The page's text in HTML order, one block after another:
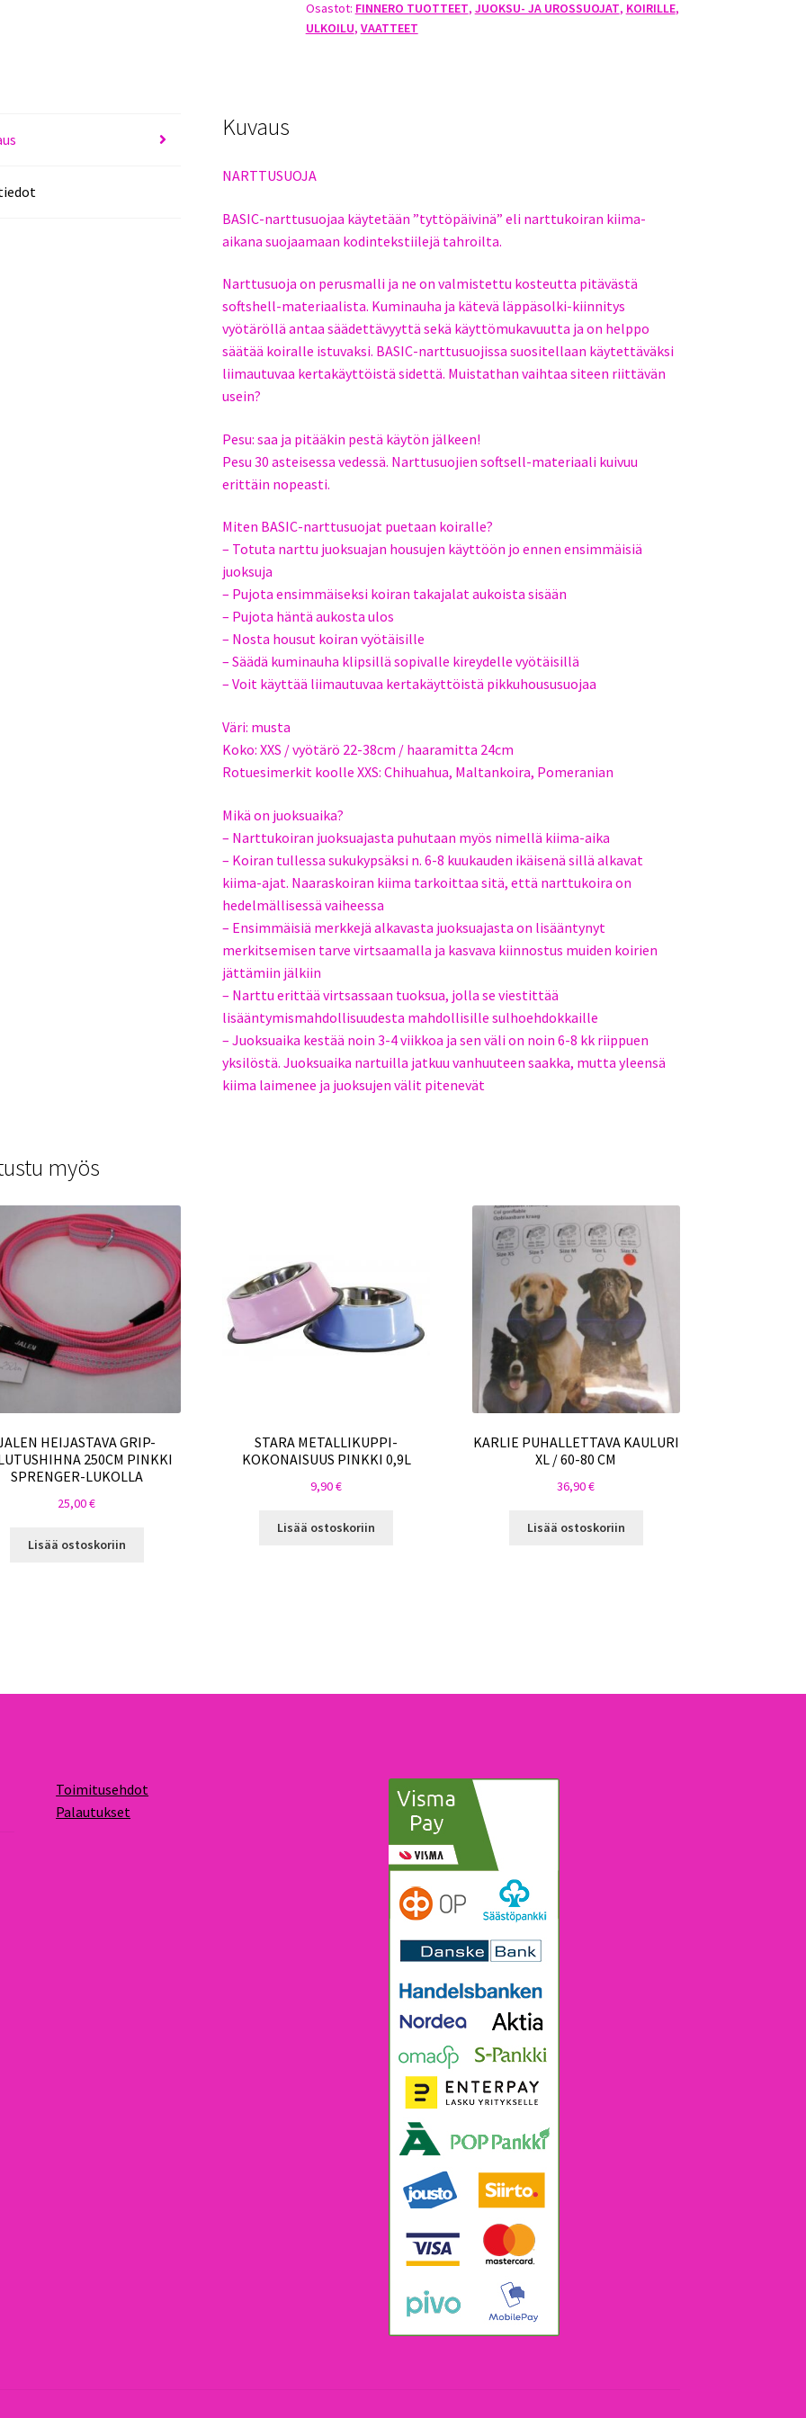
määrä
Osastot: FINNERO TUOTTEET, JUOKSU- JA UROSSUOJAT, KOIRILLE,
ULKOILU, VAATTEET
Kuvaus
NARTTUSUOJA
BASIC-narttusuojaa käytetään ”tyttöpäivinä” eli narttukoiran kiima-
aikana suojaamaan kodintekstiilejä tahroilta.
Narttusuoja on perusmalli ja ne on valmistettu kosteutta pitävästä
softshell-materiaalista. Kuminauha ja kätevä läppäsolki-kiinnitys
vyötäröllä antaa säädettävyyttä sekä käyttömukavuutta ja on helppo
säätää koiralle istuvaksi. BASIC-narttusuojissa suositellaan käytettäväksi
liimautuvaa kertakäyttöistä sidettä. Muistathan vaihtaa siteen riittävän
usein?
Pesu: saa ja pitääkin pestä käytön jälkeen!
Pesu 30 asteisessa vedessä. Narttusuojien softsell-materiaali kuivuu
erittäin nopeasti.
Miten BASIC-narttusuojat puetaan koiralle?
– Totuta narttu juoksuajan housujen käyttöön jo ennen ensimmäisiä
juoksuja
– Pujota ensimmäiseksi koiran takajalat aukoista sisään
– Pujota häntä aukosta ulos
– Nosta housut koiran vyötäisille
– Säädä kuminauha klipsillä sopivalle kireydelle vyötäisillä
– Voit käyttää liimautuvaa kertakäyttöistä pikkuhoususuojaa
Väri: musta
Koko: XXS / vyötärö 22-38cm / haaramitta 24cm
Rotuesimerkit koolle XXS: Chihuahua, Maltankoira, Pomeranian
Mikä on juoksuaika?
– Narttukoiran juoksuajasta puhutaan myös nimellä kiima-aika
– Koiran tullessa sukukypsäksi n. 6-8 kuukauden ikäisenä sillä alkavat
kiima-ajat. Naaraskoiran kiima tarkoittaa sitä, että narttukoira on
hedelmällisessä vaiheessa
– Ensimmäisiä merkkejä alkavasta juoksuajasta on lisääntynyt
merkitsemisen tarve virtsaamalla ja kasvava kiinnostus muiden koirien
jättämiin jälkiin
– Narttu erittää virtsassaan tuoksua, jolla se viestittää
lisääntymismahdollisuudesta mahdollisille sulhoehdokkaille
– Juoksuaika kestää noin 3-4 viikkoa ja sen väli on noin 6-8 kk riippuen
yksilöstä. Juoksuaika nartuilla jatkuu vanhuuteen saakka, mutta yleensä
kiima laimenee ja juoksujen välit pitenevät
myös
HEIJASTAVA GRIP-
250CM PINKKI
SPRENGER-LUKOLLA
25,00€
Lisää ostoskoriin
STARA METALLIKUPPI-
KOKONAISUUS PINKKI 0,9L
9,90€
Lisää ostoskoriin
KARLIE PUHALLETTAVA KAULURI
XL / 60-80 CM
36,90€
Lisää ostoskoriin
Toimitusehdot
Palautukset